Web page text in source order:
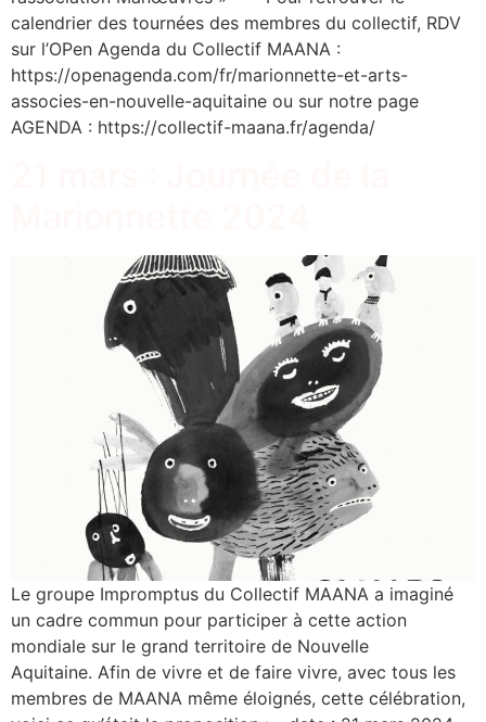
calendrier des tournées des membres du collectif, RDV
sur l’OPen Agenda du Collectif MAANA :
https://openagenda.com/fr/marionnette-et-arts-
associes-en-nouvelle-aquitaine ou sur notre page
AGENDA : https://collectif-maana.fr/agenda/
Le groupe Impromptus du Collectif MAANA a imaginé
un cadre commun pour participer à cette action
mondiale sur le grand territoire de Nouvelle
Aquitaine. Afin de vivre et de faire vivre, avec tous les
membres de MAANA même éloignés, cette célébration,